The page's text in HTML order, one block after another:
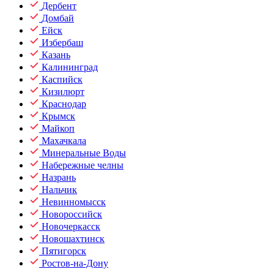
Дербент
Домбай
Ейск
Избербаш
Казань
Калининград
Каспийск
Кизилюрт
Краснодар
Крымск
Майкоп
Махачкала
Минеральные Воды
Набережные челны
Назрань
Нальчик
Невинномысск
Новороссийск
Новочеркасск
Новошахтинск
Пятигорск
Ростов-на-Дону